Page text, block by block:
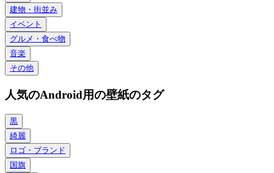
建物・街並み
イベント
グルメ・食べ物
音楽
その他
人気のAndroid用の壁紙のタグ
黒
綺麗
ロゴ・ブランド
国旗